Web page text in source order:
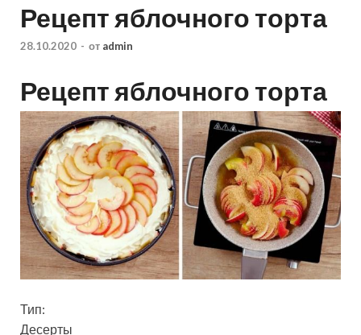
Рецепт яблочного торта
28.10.2020 - от admin
Рецепт яблочного торта
Тип:
Десерты